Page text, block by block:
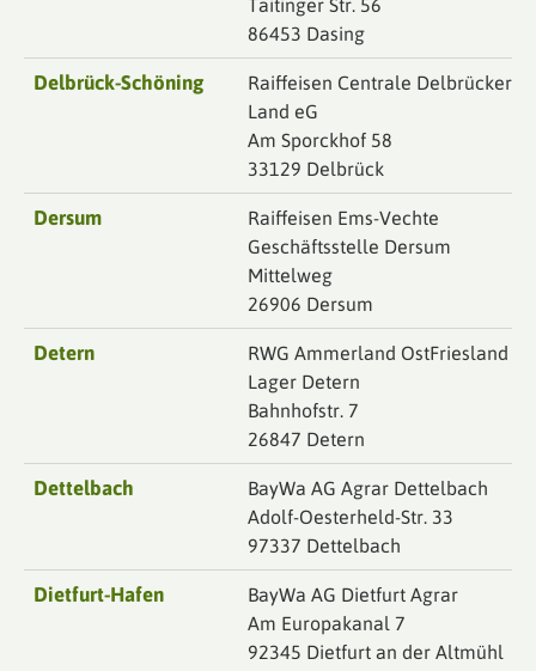
86453 Dasing
Delbrück-Schöning
Raiffeisen Centrale Delbrücker
Land eG
Am Sporckhof 58
33129 Delbrück
Dersum
Raiffeisen Ems-Vechte
Geschäftsstelle Dersum
Mittelweg
26906 Dersum
Detern
RWG Ammerland OstFriesland
Lager Detern
Bahnhofstr. 7
26847 Detern
Dettelbach
BayWa AG Agrar Dettelbach
Adolf-Oesterheld-Str. 33
97337 Dettelbach
Dietfurt-Hafen
BayWa AG Dietfurt Agrar
Am Europakanal 7
92345 Dietfurt an der Altmühl